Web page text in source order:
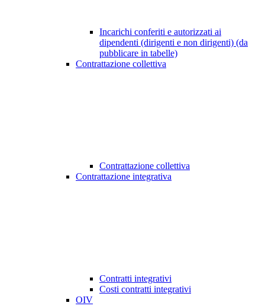
Incarichi conferiti e autorizzati ai
dipendenti (dirigenti e non dirigenti) (da
pubblicare in tabelle)
Contrattazione collettiva
Contrattazione collettiva
Contrattazione integrativa
Contratti integrativi
Costi contratti integrativi
OIV